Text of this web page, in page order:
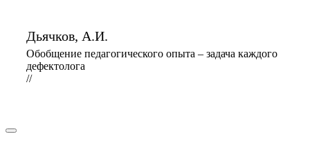
Дьячков, А.И.
Обобщение педагогического опыта – задача каждого
дефектолога
//